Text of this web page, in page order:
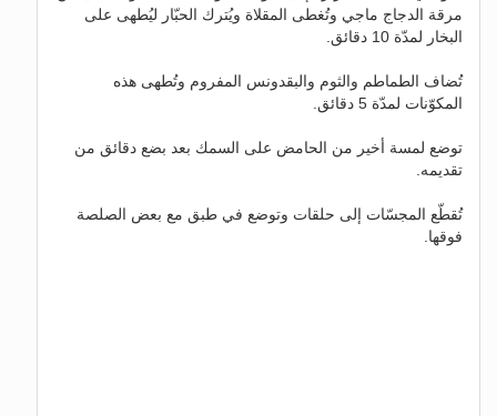
مرقة الدجاج ماجي وتُغطى المقلاة ويُترك الحبّار ليُطهى على
البخار لمدّة 10 دقائق.
تُضاف الطماطم والثوم والبقدونس المفروم وتُطهى هذه
المكوّنات لمدّة 5 دقائق.
توضع لمسة أخير من الحامض على السمك بعد بضع دقائق من
تقديمه.
تُقطّع المجسّات إلى حلقات وتوضع في طبق مع بعض الصلصة
فوقها.